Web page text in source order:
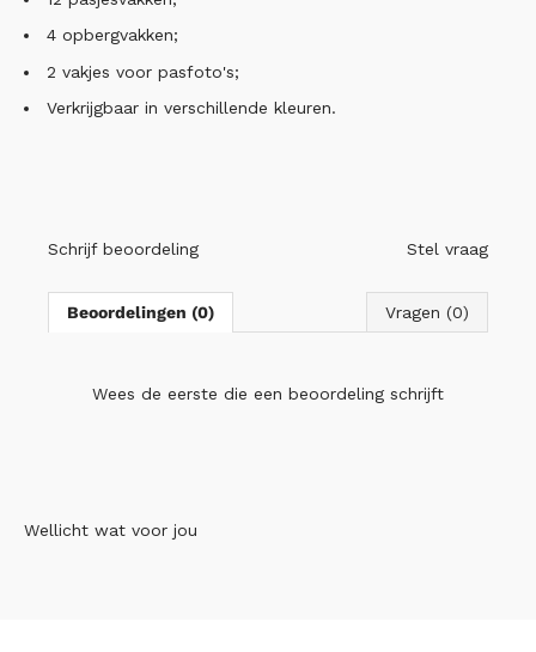
4 opbergvakken;
2 vakjes voor pasfoto's;
Verkrijgbaar in verschillende kleuren.
Schrijf beoordeling Stel vraag
Beoordelingen (0) Vragen (0)
Wees de eerste die een beoordeling schrijft
Wellicht wat voor jou